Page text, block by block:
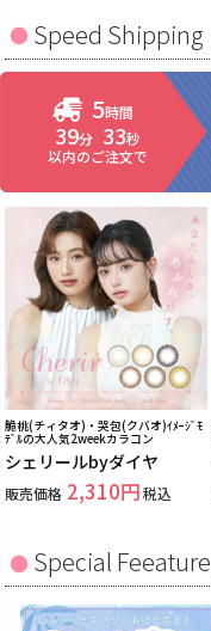
Speed Shipping
5時間
39分 32秒
以内のご注文で
脆桃(チィタオ)・哭包(クバオ)ｲﾒｰｼﾞﾓ
ﾃﾞﾙの大人気2weekカラコン
シェリールbyダイヤ
販売価格 2,310 税込
Special Feeature